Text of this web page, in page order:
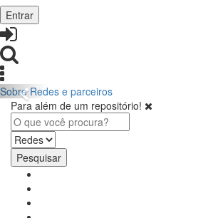
Entrar
Sobre Redes e parceiros
Para além de um repositório!
Pesquisar